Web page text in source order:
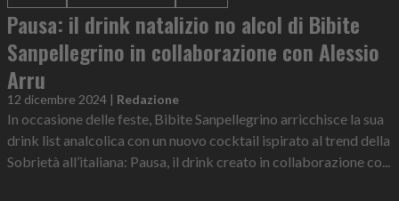
Pausa: il drink natalizio no alcol di Bibite
Sanpellegrino in collaborazione con Alessio
Arru
12 dicembre 2024 | Redazione
In occasione delle feste, Bibite Sanpellegrino arricchisce la sua
drink list analcolica con un nuovo cocktail ispirato al trend della
Sobrietà all’italiana: Pausa, il drink creato in collaborazione co...